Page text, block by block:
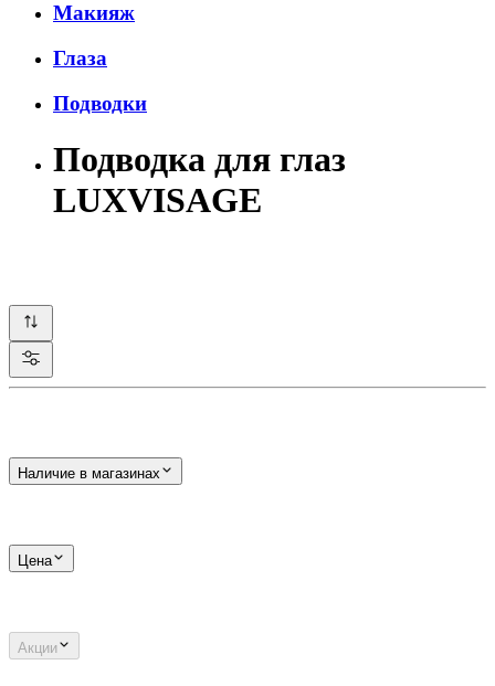
Макияж
Глаза
Подводки
Подводка для глаз
LUXVISAGE
Наличие в магазинах
Цена
Акции